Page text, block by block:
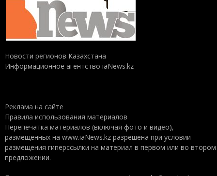
Новости регионов Казахстана
Информационное агентство iaNews.kz
Реклама на сайте
Правила использования материалов
Перепечатка материалов (включая фото и видео),
размещенных на www.iaNews.kz разрешена при условии
размещения гиперссылки на материал в первом или во втором
предложении.